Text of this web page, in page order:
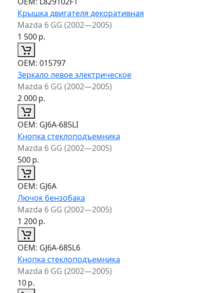
Крышка двигателя декоративная
Mazda 6 GG (2002—2005)
1 500р.
ОЕМ: 015797
Зеркало левое электрическое
Mazda 6 GG (2002—2005)
2 000р.
ОЕМ: GJ6A-685LI
Кнопка стеклоподъемника
Mazda 6 GG (2002—2005)
500р.
ОЕМ: GJ6A
Лючок бензобака
Mazda 6 GG (2002—2005)
1 200р.
ОЕМ: GJ6A-685L6
Кнопка стеклоподъемника
Mazda 6 GG (2002—2005)
10р.